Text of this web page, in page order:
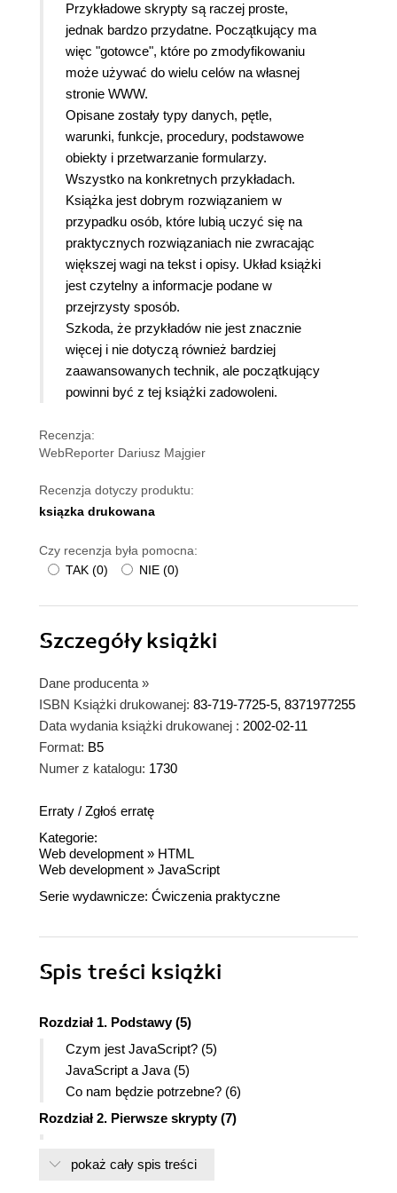
Przykładowe skrypty są raczej proste,
jednak bardzo przydatne. Początkujący ma
więc "gotowce", które po zmodyfikowaniu
może używać do wielu celów na własnej
stronie WWW.
Opisane zostały typy danych, pętle,
warunki, funkcje, procedury, podstawowe
obiekty i przetwarzanie formularzy.
Wszystko na konkretnych przykładach.
Książka jest dobrym rozwiązaniem w
przypadku osób, które lubią uczyć się na
praktycznych rozwiązaniach nie zwracając
większej wagi na tekst i opisy. Układ książki
jest czytelny a informacje podane w
przejrzysty sposób.
Szkoda, że przykładów nie jest znacznie
więcej i nie dotyczą również bardziej
zaawansowanych technik, ale początkujący
powinni być z tej książki zadowoleni.
Recenzja:
WebReporter Dariusz Majgier
Recenzja dotyczy produktu:
ksiązka drukowana
Czy recenzja była pomocna:
TAK (0) NIE (0)
Szczegółyksiążki
Dane producenta »
ISBN Książki drukowanej: 83-719-7725-5, 8371977255
Data wydania książki drukowanej : 2002-02-11
Format: B5
Numer z katalogu: 1730
Erraty / Zgłoś erratę
Kategorie:
Web development » HTML
Web development » JavaScript
Serie wydawnicze: Ćwiczenia praktyczne
Spis treści książki
Rozdział 1. Podstawy (5)
Czym jest JavaScript? (5)
JavaScript a Java (5)
Co nam będzie potrzebne? (6)
Rozdział 2. Pierwsze skrypty (7)
Instrukcja document.write (8)
pokaż cały spis treści